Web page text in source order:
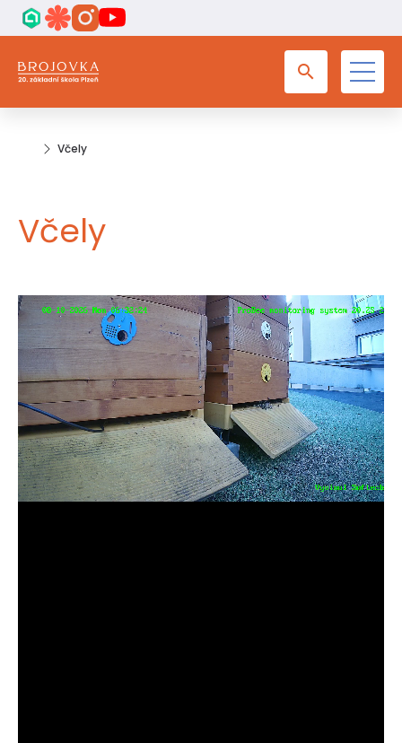
Včely
Včely